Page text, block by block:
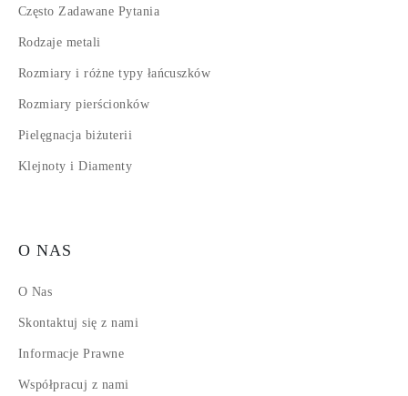
Często Zadawane Pytania
Rodzaje metali
Rozmiary i różne typy łańcuszków
Rozmiary pierścionków
Pielęgnacja biżuterii
Klejnoty i Diamenty
O NAS
O Nas
Skontaktuj się z nami
Informacje Prawne
Współpracuj z nami